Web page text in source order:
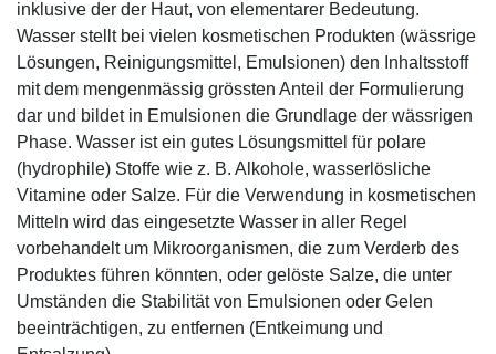
inklusive der der Haut, von elementarer Bedeutung.
Wasser stellt bei vielen kosmetischen Produkten (wässrige
Lösungen, Reinigungsmittel, Emulsionen) den Inhaltsstoff
mit dem mengenmässig grössten Anteil der Formulierung
dar und bildet in Emulsionen die Grundlage der wässrigen
Phase. Wasser ist ein gutes Lösungsmittel für polare
(hydrophile) Stoffe wie z. B. Alkohole, wasserlösliche
Vitamine oder Salze. Für die Verwendung in kosmetischen
Mitteln wird das eingesetzte Wasser in aller Regel
vorbehandelt um Mikroorganismen, die zum Verderb des
Produktes führen könnten, oder gelöste Salze, die unter
Umständen die Stabilität von Emulsionen oder Gelen
beeinträchtigen, zu entfernen (Entkeimung und